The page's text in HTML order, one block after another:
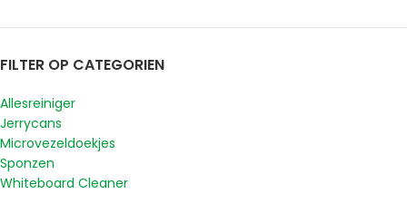
FILTER OP CATEGORIEN
Allesreiniger
Jerrycans
Microvezeldoekjes
Sponzen
Whiteboard Cleaner